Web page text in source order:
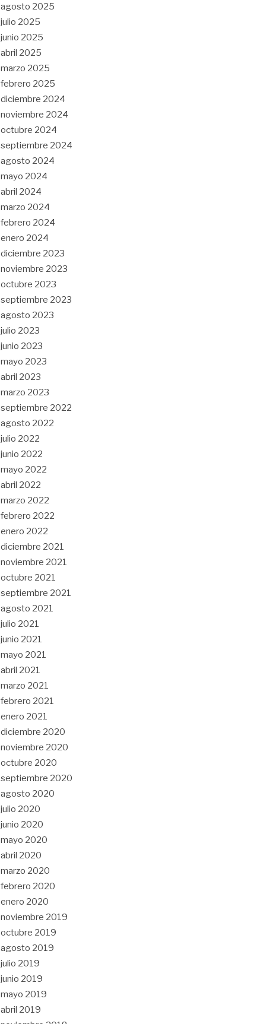
agosto 2025
julio 2025
junio 2025
abril 2025
marzo 2025
febrero 2025
diciembre 2024
noviembre 2024
octubre 2024
septiembre 2024
agosto 2024
mayo 2024
abril 2024
marzo 2024
febrero 2024
enero 2024
diciembre 2023
noviembre 2023
octubre 2023
septiembre 2023
agosto 2023
julio 2023
junio 2023
mayo 2023
abril 2023
marzo 2023
septiembre 2022
agosto 2022
julio 2022
junio 2022
mayo 2022
abril 2022
marzo 2022
febrero 2022
enero 2022
diciembre 2021
noviembre 2021
octubre 2021
septiembre 2021
agosto 2021
julio 2021
junio 2021
mayo 2021
abril 2021
marzo 2021
febrero 2021
enero 2021
diciembre 2020
noviembre 2020
octubre 2020
septiembre 2020
agosto 2020
julio 2020
junio 2020
mayo 2020
abril 2020
marzo 2020
febrero 2020
enero 2020
noviembre 2019
octubre 2019
agosto 2019
julio 2019
junio 2019
mayo 2019
abril 2019